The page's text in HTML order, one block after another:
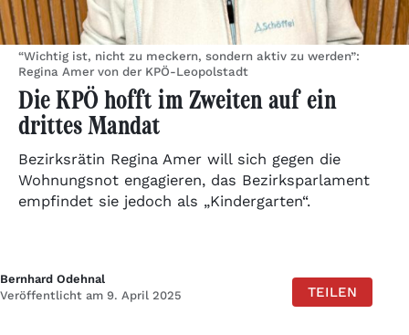
“Wichtig ist, nicht zu meckern, sondern aktiv zu werden”:
Regina Amer von der KPÖ-Leopolstadt
Die KPÖ hofft im Zweiten auf ein
drittes Mandat
Bezirksrätin Regina Amer will sich gegen die
Wohnungsnot engagieren, das Bezirksparlament
empfindet sie jedoch als „Kindergarten“.
Bernhard Odehnal
Veröffentlicht am 9. April 2025
TEILEN